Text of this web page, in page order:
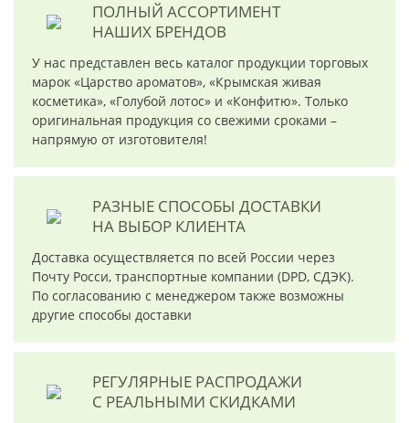
ПОЛНЫЙ АССОРТИМЕНТ
НАШИХ БРЕНДОВ
У нас представлен весь каталог продукции торговых
марок «Царство ароматов», «Крымская живая
косметика», «Голубой лотос» и «Конфитю». Только
оригинальная продукция со свежими сроками –
напрямую от изготовителя!
РАЗНЫЕ СПОСОБЫ ДОСТАВКИ
НА ВЫБОР КЛИЕНТА
Доставка осуществляется по всей России через
Почту Росси, транспортные компании (DPD, СДЭК).
По согласованию с менеджером также возможны
другие способы доставки
РЕГУЛЯРНЫЕ РАСПРОДАЖИ
С РЕАЛЬНЫМИ СКИДКАМИ